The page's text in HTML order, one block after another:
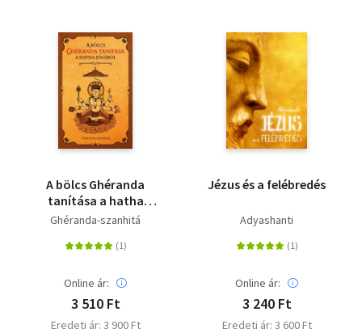
A bölcs Ghéranda
tanítása a hatha
jógáról - Ghéranda-
Ghéranda-szanhitá
Online ár:
3 510 Ft
Eredeti ár: 3 900 Ft
Jézus és a felébredés
Adyashanti
Online ár:
3 240 Ft
Eredeti ár: 3 600 Ft